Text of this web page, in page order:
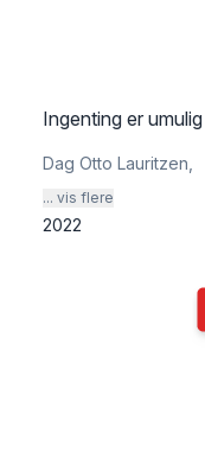
Ingenting er umulig
Dag Otto Lauritzen
... vis flere
2022